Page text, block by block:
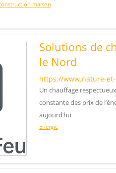
maison
Solutions de
le Nord
https://www.nature-
Un chauffage
constante des prix de
aujourd’hu
Energie